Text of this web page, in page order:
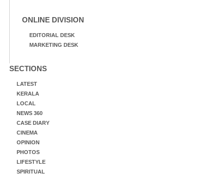
ONLINE DIVISION
EDITORIAL DESK
MARKETING DESK
SECTIONS
LATEST
KERALA
LOCAL
NEWS 360
CASE DIARY
CINEMA
OPINION
PHOTOS
LIFESTYLE
SPIRITUAL